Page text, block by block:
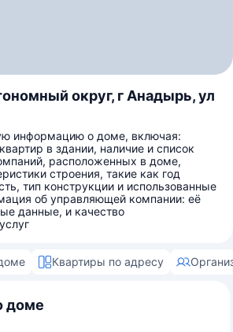
округ, г Анадырь, ул
информацию о доме, включая:
в здании, наличие и список
расположенных в доме,
строения, такие как год
тип конструкции и использованные
об управляющей компании: её
данные, и качество
Квартиры по адресу
доме